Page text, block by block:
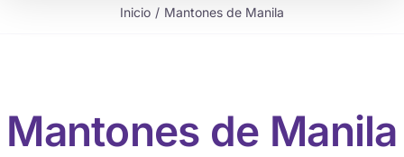
Inicio Mantones de Manila
Mantones de Manila